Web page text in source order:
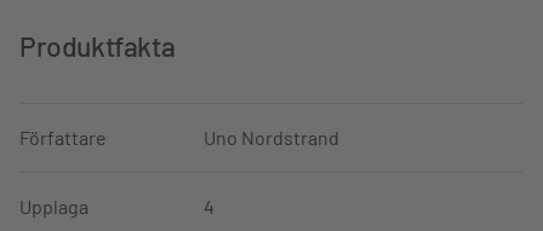
Uno Nordstrand är civilingenjör och han har i många år
byggutbildningar.
Produktfakta
Författare Uno Nordstrand
Upplaga 4